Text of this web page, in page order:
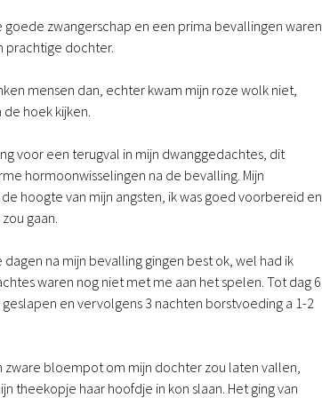
zwangerschap en een prima bevallingen waren
prachtige dochter.
mensen dan, echter kwam mijn roze wolk niet,
de hoek kijken.
voor een terugval in mijn dwanggedachtes, dit
hormoonwisselingen na de bevalling. Mijn
hoogte van mijn angsten, ik was goed voorbereid en
gaan.
na mijn bevalling gingen best ok, wel had ik
waren nog niet met me aan het spelen. Tot dag
en vervolgens 3 nachten borstvoeding a 1-2
bloempot om mijn dochter zou laten vallen,
theekopje haar hoofdje in kon slaan. Het ging van